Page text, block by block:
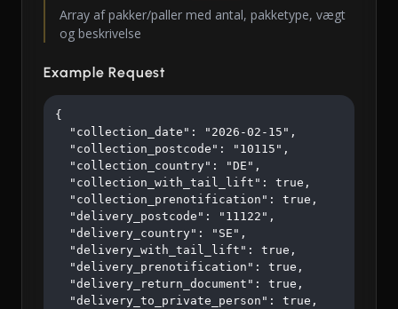
Array af pakker/paller med antal, pakketype, vægt
og beskrivelse
Example Request
{
  "collection_date": "2026-02-15",
  "collection_postcode": "10115",
  "collection_country": "DE",
  "collection_with_tail_lift": true,
  "collection_prenotification": true,
  "delivery_postcode": "11122",
  "delivery_country": "SE",
  "delivery_with_tail_lift": true,
  "delivery_prenotification": true,
  "delivery_return_document": true,
  "delivery_to_private_person": true,